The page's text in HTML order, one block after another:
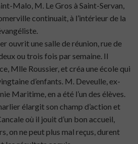
Malo, M. Le Gros à Saint-Servan,
continuait, à l’intérieur de la
ouvrit une salle de réunion, rue de
ou trois fois par semaine. Il
Mlle Roussier, et créa une école qui
d’enfants. M. Deveulle, ex-
Maritime, en a été l’un des élèves.
élargit son champ d’action et
où il jouit d’un bon accueil,
on ne peut plus mal reçus, durent